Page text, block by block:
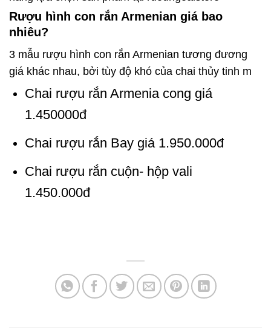
Rượu hình con rắn Armenian giá bao
nhiêu?
3 mẫu rượu hình con rắn Armenian tương đương
giá khác nhau, bởi tùy độ khó của chai thủy tinh m
Chai rượu rắn Armenia cong giá
1.450000đ
Chai rượu rắn Bay giá 1.950.000đ
Chai rượu rắn cuộn- hộp vali
1.450.000đ